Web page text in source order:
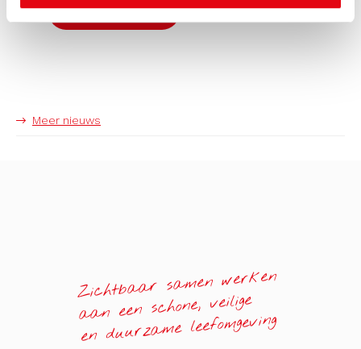
Bekijk pagina
Meer nieuws
Zichtbaar samen werken
aan een schone, veilige
en duurzame leefomgeving